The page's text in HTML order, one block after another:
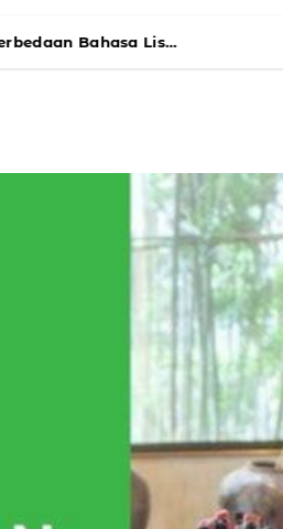
Perbedaan Bahasa Lisan dan Tulisan dalam Bahasa Mandarin yang Wajib Kamu Ketahui